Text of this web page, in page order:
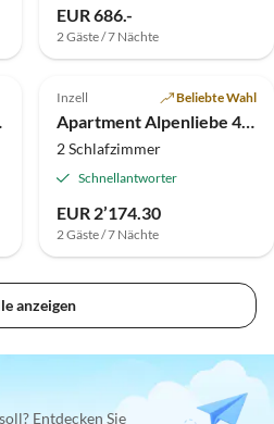
EUR 686.-
2 Gäste / 7 Nächte
Inzell Beliebte Wahl
Apartment Alpenliebe 4 Inzell
2 Schlafzimmer
Schnellantworter
EUR 2’174.30
2 Gäste / 7 Nächte
anzeigen
Entdecken Sie